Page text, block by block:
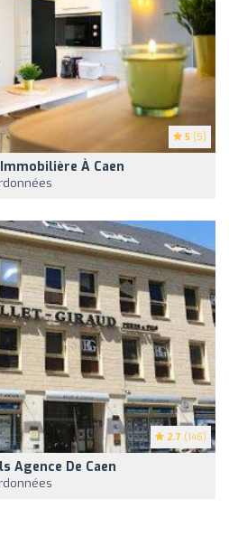
5 (5)
À Caen
2.7 (146)
Agence De Caen